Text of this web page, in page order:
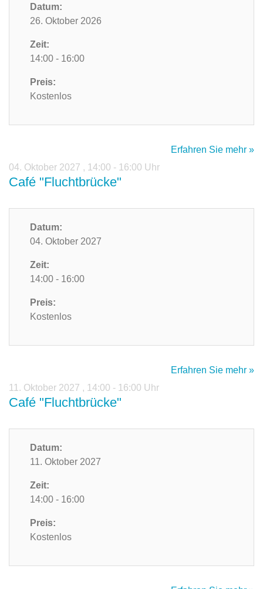
Datum:
26. Oktober 2026
Zeit:
14:00 - 16:00
Preis:
Kostenlos
Erfahren Sie mehr »
04. Oktober 2027 , 14:00 - 16:00 Uhr
Café "Fluchtbrücke"
Datum:
04. Oktober 2027
Zeit:
14:00 - 16:00
Preis:
Kostenlos
Erfahren Sie mehr »
11. Oktober 2027 , 14:00 - 16:00 Uhr
Café "Fluchtbrücke"
Datum:
11. Oktober 2027
Zeit:
14:00 - 16:00
Preis:
Kostenlos